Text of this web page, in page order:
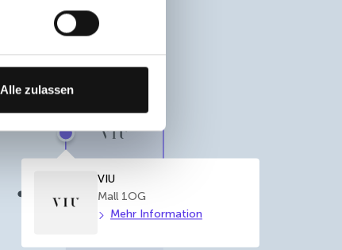
Alle zulassen
Show info
VIU
Mall 1OG
Mehr Information